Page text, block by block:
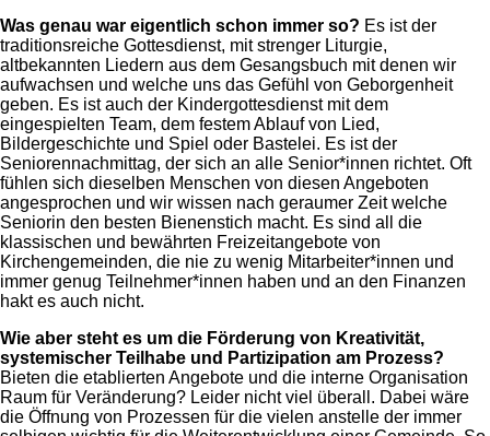
Was genau war eigentlich schon immer so? Es ist der
traditionsreiche Gottesdienst, mit strenger Liturgie,
altbekannten Liedern aus dem Gesangsbuch mit denen wir
aufwachsen und welche uns das Gefühl von Geborgenheit
geben. Es ist auch der Kindergottesdienst mit dem
eingespielten Team, dem festem Ablauf von Lied,
Bildergeschichte und Spiel oder Bastelei. Es ist der
Seniorennachmittag, der sich an alle Senior*innen richtet. Oft
fühlen sich dieselben Menschen von diesen Angeboten
angesprochen und wir wissen nach geraumer Zeit welche
Seniorin den besten Bienenstich macht. Es sind all die
klassischen und bewährten Freizeitangebote von
Kirchengemeinden, die nie zu wenig Mitarbeiter*innen und
immer genug Teilnehmer*innen haben und an den Finanzen
hakt es auch nicht.
Wie aber steht es um die Förderung von Kreativität,
systemischer Teilhabe und Partizipation am Prozess?
Bieten die etablierten Angebote und die interne Organisation
Raum für Veränderung? Leider nicht viel überall. Dabei wäre
die Öffnung von Prozessen für die vielen anstelle der immer